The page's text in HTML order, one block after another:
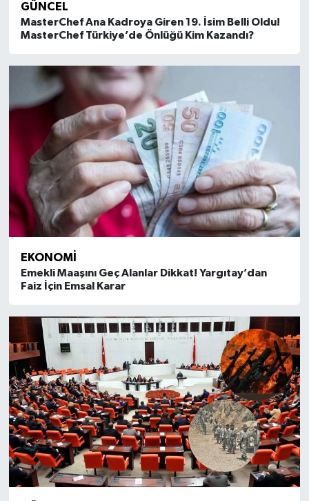
GÜNCEL
MasterChef Ana Kadroya Giren 19. İsim Belli Oldu!
MasterChef Türkiye’de Önlüğü Kim Kazandı?
EKONOMI
Emekli Maaşını Geç Alanlar Dikkat! Yargıtay’dan
Faiz İçin Emsal Karar